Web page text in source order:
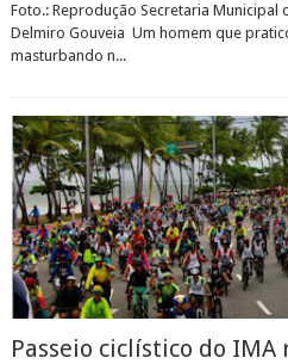
Foto.: Reprodução Secretaria Municipal
Delmiro Gouveia Um homem que
masturbando n...
Passeio ciclístico do